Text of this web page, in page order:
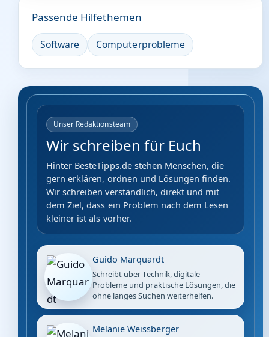
Passende Hilfethemen
Software Computerprobleme
Unser Redaktionsteam
Wir schreiben für Euch
Hinter BesteTipps.de stehen Menschen, die
gern erklären, ordnen und Lösungen finden.
Wir schreiben verständlich, direkt und mit
dem Ziel, dass ein Problem nach dem Lesen
kleiner ist als vorher.
Guido Marquardt
Schreibt über Technik, digitale
Probleme und praktische Lösungen, die
ohne langes Suchen weiterhelfen.
Melanie Weissberger